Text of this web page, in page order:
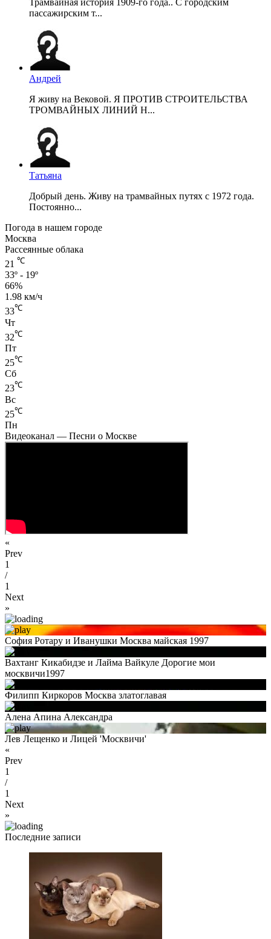
Трамвайная история 1909-го года.. С городским
пассажирским т...
Андрей
Я живу на Вековой. Я ПРОТИВ СТРОИТЕЛЬСТВА
ТРОМВАЙНЫХ ЛИНИЙ Н...
Татьяна
Добрый день. Живу на трамвайных путях с 1972 года.
Постоянно...
Погода в нашем городе
Москва
Рассеянные облака
21 ℃
33º - 19º
66%
1.98 км/ч
33℃
Чт
32℃
Пт
25℃
Сб
23℃
Вс
25℃
Пн
Видеоканал — Песни о Москве
«
Prev
1
/
1
Next
»
София Ротару и Иванушки Москва майская 1997
Вахтанг Кикабидзе и Лайма Вайкуле Дорогие мои
москвичи1997
Филипп Киркоров Москва златоглавая
Алена Апина Александра
Лев Лещенко и Лицей 'Москвичи'
«
Prev
1
/
1
Next
»
Последние записи